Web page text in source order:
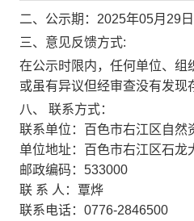
二、公示期：2025年05月29
三、意见反馈方式:
在公示时限内，任何单位、组
或虽有异议但经审查没有发
八、 联系方式：
联系单位：百色市右江区自然
单位地址：百色市右江区石龙
邮政编码：533000
联 系 人：覃烨
联系电话：0776-2846500